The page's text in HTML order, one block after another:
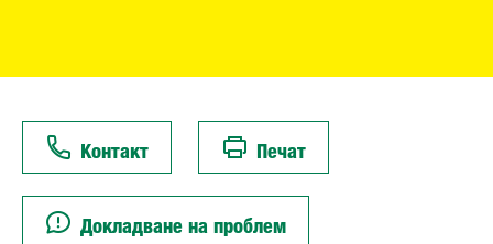
Контакт Печат
Докладване на проблем